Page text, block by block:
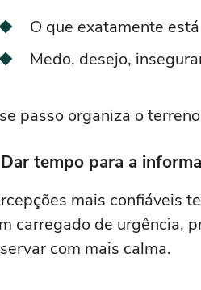
O que exatamente
Medo, desejo,
passo organiza o
tempo para a
mais confiáveis
carregado de urgência,
com mais calma.